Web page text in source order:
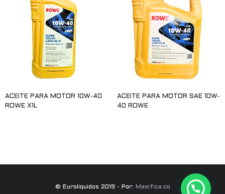
ACEITE PARA MOTOR 10W-40
ROWE X1L
ACEITE PARA MOTOR SAE 10W-
40 ROWE
© Eurolíquidos 2019 - Por: Masifica.co